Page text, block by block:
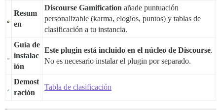
Resum
en
Discourse Gamification añade puntuación
personalizable (karma, elogios, puntos) y tablas de
clasificación a tu instancia.
Guía de
instalac
ión
Este plugin está incluido en el núcleo de Discourse.
No es necesario instalar el plugin por separado.
Demost
ración
Tabla de clasificación